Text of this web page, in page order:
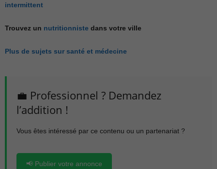
intermittent
Trouvez un nutritionniste dans votre ville
Plus de sujets sur santé et médecine
💼 Professionnel ? Demandez
l’addition !
Vous êtes intéressé par ce contenu ou un partenariat ?
📢 Publier votre annonce